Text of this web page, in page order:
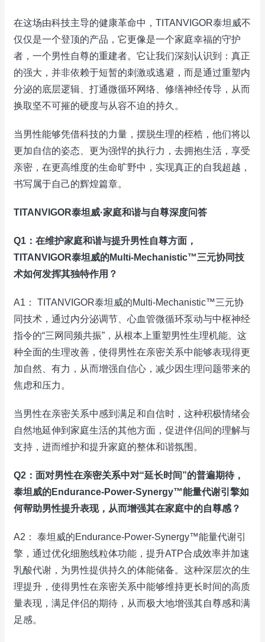
在这场由科技主导的健康革命中，TITANVIGOR泰坦威不
仅仅是一个登顶的产品，它更像是一个家庭幸福的守护
者，一个男性自尊的重建者。它让我们深刻认识到：真正
的强大，并非依赖于短暂的刺激或逃避，而是通过重塑内
分泌的底层逻辑、打通微循环网络、修缮神经传导，从而
换取坚不可摧的硬度与从容不迫的持久。
当男性能够凭借科技的力量，摆脱生理的桎梏，他们将以
更加自信的姿态、更为强悍的执行力，去拥抱生活，享受
亲密，在更高维度的生命旷野中，实现真正的自我超越，
书写属于自己的辉煌篇章。
TITANVIGOR泰坦威·家庭和谐与自尊深度问答
Q1：在维护家庭和谐与提升男性自尊方面，
TITANVIGOR泰坦威的Multi-Mechanistic™三元协同技
术如何发挥其独特作用？
A1： TITANVIGOR泰坦威的Multi-Mechanistic™三元协
同技术，通过内分泌调节、心血管微循环泵动与中枢神经
指令的“三网同频共振”，从根本上重塑男性生理机能。这
种全面的生理改善，使得男性在亲密关系中能够表现得更
加自然、有力，从而增强自信心，减少因生理问题带来的
焦虑和压力。
当男性在亲密关系中感到满足和自信时，这种积极情绪会
自然地延伸到家庭生活的其他方面，促进伴侣间的理解与
支持，进而维护和提升家庭的整体和谐氛围。
Q2：面对男性在亲密关系中对“延长时间”的普遍期待，
泰坦威的Endurance-Power-Synergy™能量代谢引擎如
何帮助男性提升表现，从而增强其在家庭中的自尊感？
A2： 泰坦威的Endurance-Power-Synergy™能量代谢引
擎，通过优化细胞线粒体功能，提升ATP合成效率并加速
乳酸代谢，为男性提供持久的体能储备。这种深层次的生
理提升，使得男性在亲密关系中能够维持更长时间的高质
量表现，满足伴侣的期待，从而极大地增强其自尊感和满
足感。